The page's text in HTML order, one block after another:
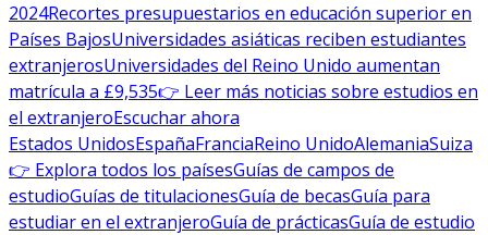
2024Recortes presupuestarios en educación superior en
Países BajosUniversidades asiáticas reciben estudiantes
extranjerosUniversidades del Reino Unido aumentan
matrícula a £9,535👉 Leer más noticias sobre estudios en
el extranjeroEscuchar ahora
Estados UnidosEspañaFranciaReino UnidoAlemaniaSuiza
👉 Explora todos los paísesGuías de campos de
estudioGuías de titulacionesGuía de becasGuía para
estudiar en el extranjeroGuía de prácticasGuía de estudio